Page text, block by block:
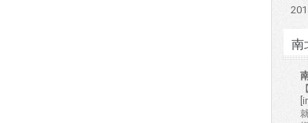
南